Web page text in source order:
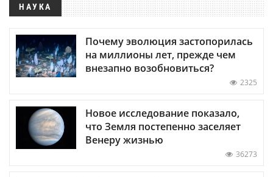
НАУКА
Почему эволюция застопорилась
на миллионы лет, прежде чем
внезапно возобновиться?
2325
Новое исследование показало,
что Земля постепенно заселяет
Венеру жизнью
36273